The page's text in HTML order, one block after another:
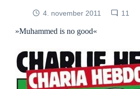
4. november 2011 11
»Muhammed is no good«